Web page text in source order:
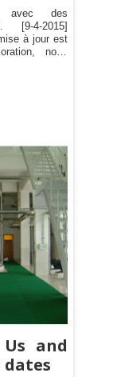
avec des
[9-4-2015]
à jour est
nous
and